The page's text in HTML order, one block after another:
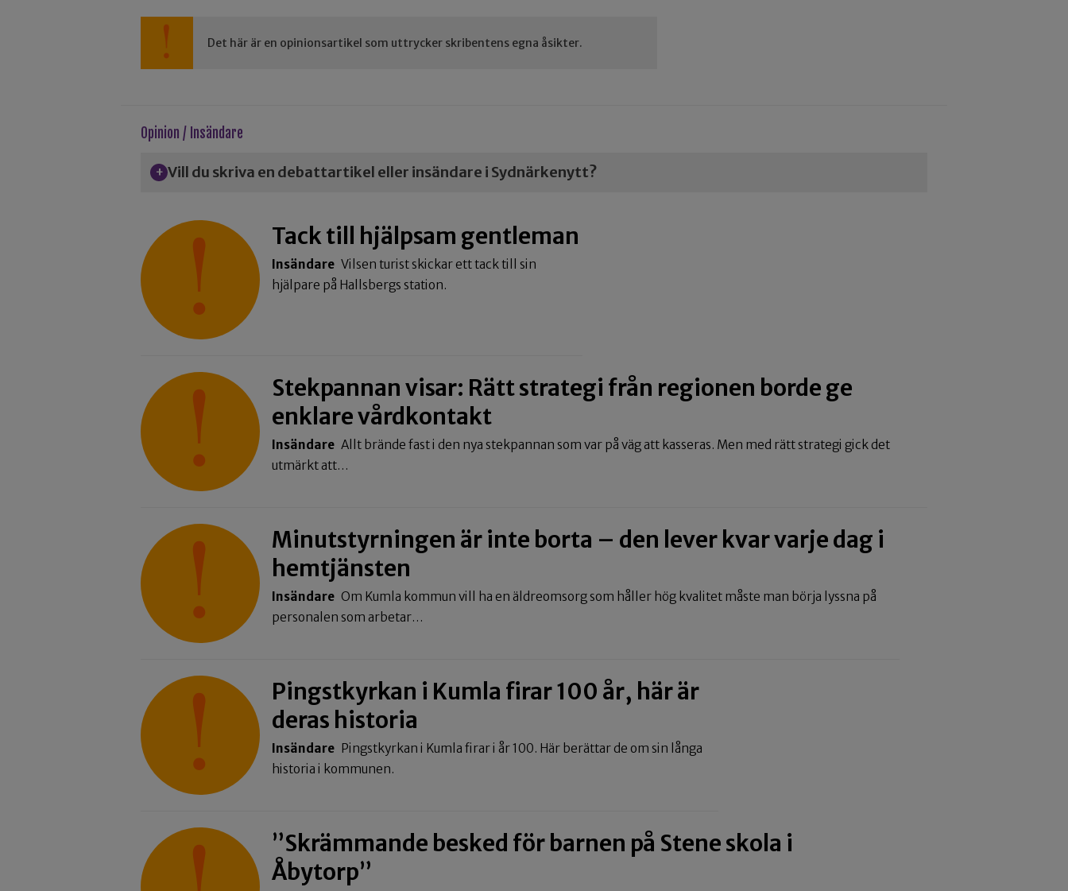
Det här är en opinionsartikel som uttrycker skribentens egna åsikter.
Opinion / Insändare
Vill du skriva en debattartikel eller insändare i Sydnärkenytt?
Tack till hjälpsam gentleman
Insändare Vilsen turist skickar ett tack till sin
hjälpare på Hallsbergs station.
Stekpannan visar: Rätt strategi från regionen borde ge
enklare vårdkontakt
Insändare Allt brände fast i den nya stekpannan som var på väg att kasseras. Men med rätt strategi gick det
utmärkt att…
Minutstyrningen är inte borta – den lever kvar varje dag i
hemtjänsten
Insändare Om Kumla kommun vill ha en äldreomsorg som håller hög kvalitet måste man börja lyssna på
personalen som arbetar…
Pingstkyrkan i Kumla firar 100 år, här är
deras historia
Insändare Pingstkyrkan i Kumla firar i år 100. Här berättar de om sin långa
historia i kommunen.
”Skrämmande besked för barnen på Stene skola i
Åbytorp”